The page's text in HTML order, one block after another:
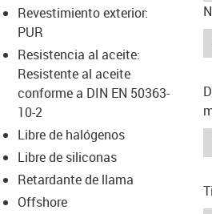
icon-lupe
icon-lupe
Revestimiento exterior:
PUR
Resistencia al aceite:
Resistente al aceite
conforme a DIN EN 50363-
10-2
Libre de halógenos
Libre de siliconas
Retardante de llama
Offshore